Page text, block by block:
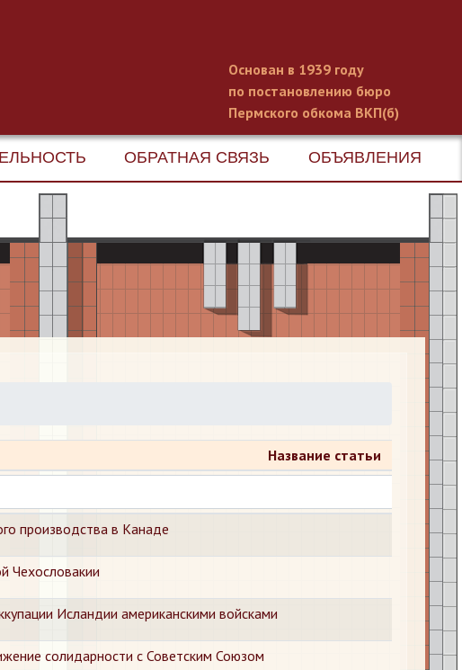
Основан в 1939 году
по постановлению бюро
Пермского обкома ВКП(б)
ОБРАТНАЯ СВЯЗЬ ОБЪЯВЛЕНИЯ
Название статьи
производства в Канаде
Чехословакии
Исландии американскими войсками
солидарности с Советским Союзом